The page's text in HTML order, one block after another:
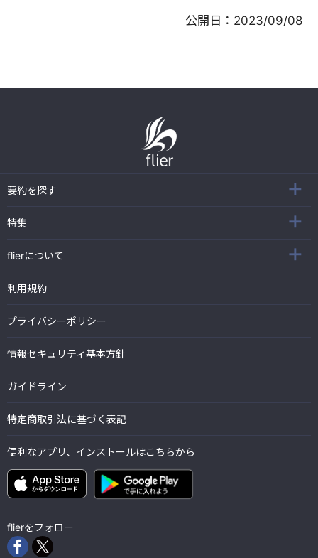
公開日： 2023/09/08
要約を探す
特集
flierについて
利用規約
プライバシーポリシー
情報セキュリティ基本方針
ガイドライン
特定商取引法に基づく表記
便利なアプリ、インストールはこちらから
flierをフォロー